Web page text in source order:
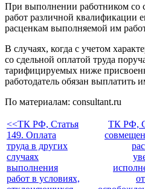
При выполнении работником со
работ различной квалификации
расценкам выполняемой им
В случаях, когда с учетом
со сдельной оплатой труда
тарифицируемых ниже
работодатель обязан выплатить
По материалам: consultant.ru
<<ТК РФ, Статья
149. Оплата
труда в других
случаях
выполнения
работ в условиях,
ТК РФ,